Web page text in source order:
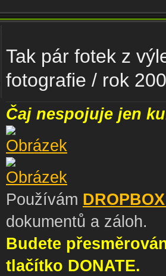
Tak pár fotek z
fotografie / rok
Čaj nespojuje jen
Používám
dokumentů a záloh.
Budete
tlačítko DONATE.